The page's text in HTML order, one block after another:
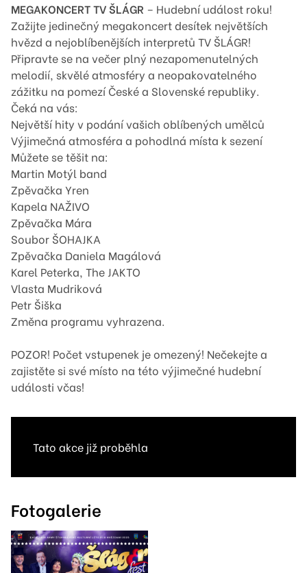
MEGAKONCERT TV ŠLÁGR – Hudební událost roku!
Zažijte jedinečný megakoncert desítek největších
hvězd a nejoblíbenějších interpretů TV ŠLÁGR!
Připravte se na večer plný nezapomenutelných
melodií, skvělé atmosféry a neopakovatelného
zážitku na pomezí České a Slovenské republiky.
Čeká na vás:
Největší hity v podání vašich oblíbených umělců
Výjimečná atmosféra a pohodlná místa k sezení
Můžete se těšit na:
Martin Motýl band
Zpěvačka Yren
Kapela NAŽIVO
Zpěvačka Mára
Soubor ŠOHAJKA
Zpěvačka Daniela Magálová
Karel Peterka, The JAKTO
Vlasta Mudriková
Petr Šiška
Změna programu vyhrazena.
POZOR! Počet vstupenek je omezený! Nečekejte a
zajistěte si své místo na této výjimečné hudební
události včas!
Tato akce již proběhla
Fotogalerie